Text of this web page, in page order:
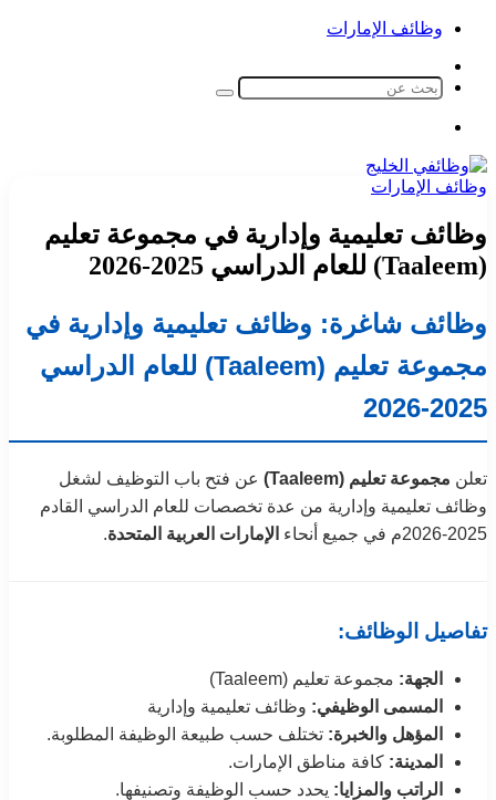
وظائف الإمارات
المظلم
بحث
وظائف الإمارات
وظائف تعليمية وإدارية في مجموعة تعليم
(Taaleem) للعام الدراسي 2025-2026
وظائف شاغرة: وظائف تعليمية وإدارية في
مجموعة تعليم (Taaleem) للعام الدراسي
2025-2026
تعلن مجموعة تعليم (Taaleem)
عن فتح باب التوظيف لشغل
وظائف تعليمية وإدارية من عدة تخصصات للعام الدراسي القادم
2025-2026م في جميع أنحاء
الإمارات العربية المتحدة.
تفاصيل الوظائف:
الجهة: مجموعة تعليم (Taaleem)
المسمى الوظيفي: وظائف تعليمية وإدارية
المؤهل والخبرة: تختلف حسب طبيعة الوظيفة المطلوبة.
المدينة: كافة مناطق الإمارات.
الراتب والمزايا: يحدد حسب الوظيفة وتصنيفها.